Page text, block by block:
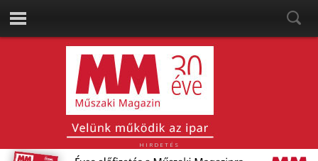
HIRDETÉS